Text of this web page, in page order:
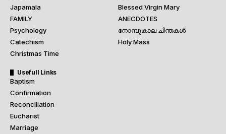
Japamala
FAMILY
Psychology
Catechism
Christmas Time
Blessed Virgin Mary
ANECDOTES
നോമ്പുകാല ചിന്തകൾ
Holy Mass
Usefull Links
Baptism
Confirmation
Reconciliation
Eucharist
Marriage